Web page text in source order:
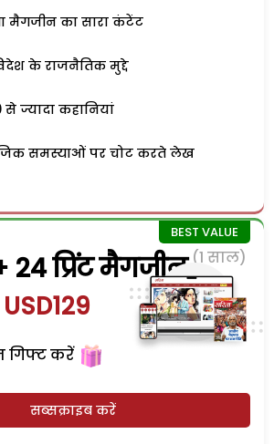
मैगजीन का सारा कंटेंट
के राजनैतिक मुद्दे
से ज्यादा कहानियां
समस्याओं पर चोट करते लेख
24 प्रिंट मैगजीन (1 साल)
USD129
गिफ्ट करें
सब्सक्राइब करें